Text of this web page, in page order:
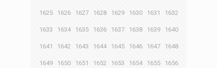
1625 1626 1627 1628 1629 1630 1631 1632
1633 1634 1635 1636 1637 1638 1639 1640
1641 1642 1643 1644 1645 1646 1647 1648
1649 1650 1651 1652 1653 1654 1655 1656